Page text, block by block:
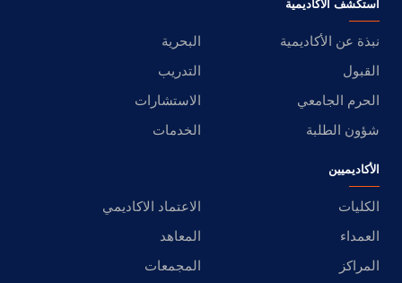
استكشف الأكاديمية
نبذة عن الأكاديمية
البحرية
القبول
التدريب
الحرم الجامعي
الاستشارات
شؤون الطلبة
الخدمات
الأكاديميين
الكليات
الاعتماد الاكاديمي
العمداء
المعاهد
المراكز
المجمعات